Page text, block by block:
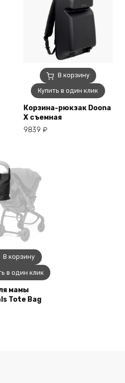
В корзину
Купить в один клик
Корзина-рюкзак Doona
X съемная
9839 ₽
В корзину
в один клик
мамы
Tote Bag